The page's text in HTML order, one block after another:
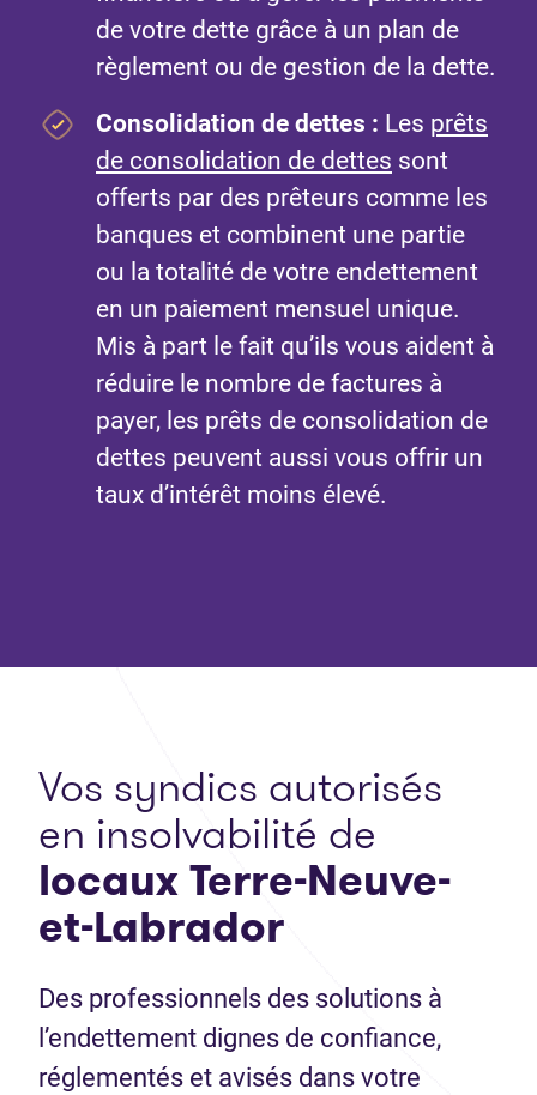
de votre dette grâce à un plan de
règlement ou de gestion de la dette.
Consolidation de dettes : Les prêts
de consolidation de dettes sont
offerts par des prêteurs comme les
banques et combinent une partie
ou la totalité de votre endettement
en un paiement mensuel unique.
Mis à part le fait qu’ils vous aident à
réduire le nombre de factures à
payer, les prêts de consolidation de
dettes peuvent aussi vous offrir un
taux d’intérêt moins élevé.
Vos syndics autorisés
en insolvabilité de
locaux Terre-Neuve-
et-Labrador
Des professionnels des solutions à
l’endettement dignes de confiance,
réglementés et avisés dans votre